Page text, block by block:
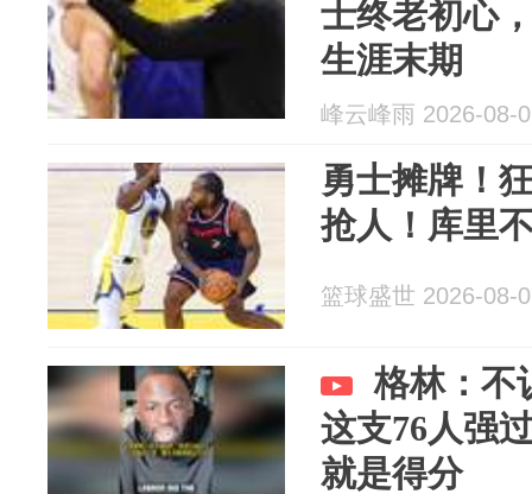
士终老初心
生涯末期
峰云峰雨 2026-08-
勇士摊牌！
抢人！库里
篮球盛世 2026-08-
格林：不
这支76人强
就是得分